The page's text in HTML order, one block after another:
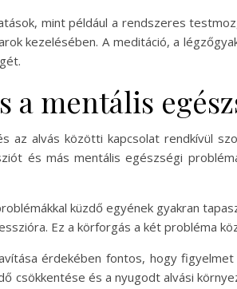
mint például a rendszeres
kezelésében. A meditáció, a
a mentális
az alvás közötti kapcsolat rendkívül
és más mentális egészségi
küzdő egyének gyakran
Ez a körforgás a két probléma
érdekében fontos, hogy
csökkentése és a nyugodt alvási